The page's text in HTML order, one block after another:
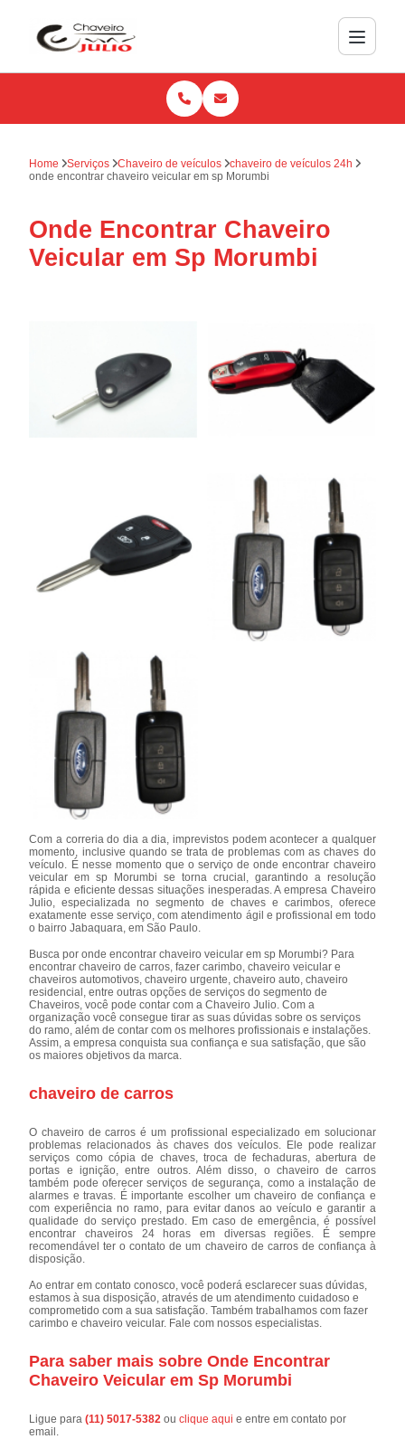
Home Serviços Chaveiro de veículos
chaveiro de veículos 24h
onde encontrar chaveiro veicular em sp Morumbi
Onde Encontrar Chaveiro
Veicular em Sp Morumbi
Com a correria do dia a dia, imprevistos podem acontecer a qualquer
momento, inclusive quando se trata de problemas com as chaves do
veículo. É nesse momento que o serviço de onde encontrar chaveiro
veicular em sp Morumbi se torna crucial, garantindo a resolução
rápida e eficiente dessas situações inesperadas. A empresa Chaveiro
Julio, especializada no segmento de chaves e carimbos, oferece
exatamente esse serviço, com atendimento ágil e profissional em todo
o bairro Jabaquara, em São Paulo.
Busca por onde encontrar chaveiro veicular em sp Morumbi? Para
encontrar chaveiro de carros, fazer carimbo, chaveiro veicular e
chaveiros automotivos, chaveiro urgente, chaveiro auto, chaveiro
residencial, entre outras opções de serviços do segmento de
Chaveiros, você pode contar com a Chaveiro Julio. Com a
organização você consegue tirar as suas dúvidas sobre os serviços
do ramo, além de contar com os melhores profissionais e instalações.
Assim, a empresa conquista sua confiança e sua satisfação, que são
os maiores objetivos da marca.
chaveiro de carros
O chaveiro de carros é um profissional especializado em solucionar
problemas relacionados às chaves dos veículos. Ele pode realizar
serviços como cópia de chaves, troca de fechaduras, abertura de
portas e ignição, entre outros. Além disso, o chaveiro de carros
também pode oferecer serviços de segurança, como a instalação de
alarmes e travas. É importante escolher um chaveiro de confiança e
com experiência no ramo, para evitar danos ao veículo e garantir a
qualidade do serviço prestado. Em caso de emergência, é possível
encontrar chaveiros 24 horas em diversas regiões. É sempre
recomendável ter o contato de um chaveiro de carros de confiança à
disposição.
Ao entrar em contato conosco, você poderá esclarecer suas dúvidas,
estamos à sua disposição, através de um atendimento cuidadoso e
comprometido com a sua satisfação. Também trabalhamos com fazer
carimbo e chaveiro veicular. Fale com nossos especialistas.
Para saber mais sobre Onde Encontrar
Chaveiro Veicular em Sp Morumbi
Ligue para(11) 5017-5382ouclique aqui e entre em contato por
email.